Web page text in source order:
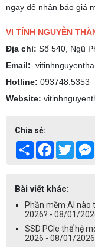
ngay để nhận báo giá
VI TÍNH NGUYỄN
Địa chỉ: Số 540, Ngũ
Email:
Hotline: 093748.5353
Website:
Chia sẻ:
Share Facebook
Bài viết khác:
Phần mềm AI nào
2026? - 08/01/
SSD PCIe thế hệ
2026 - 08/01/2026